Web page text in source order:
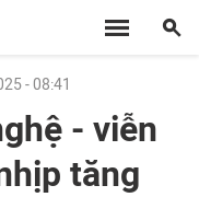
- 08:41
- viễn
tăng